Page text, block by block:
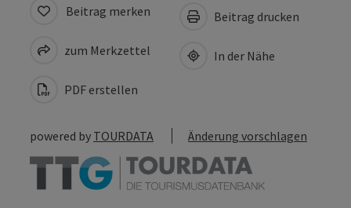
Beitrag merken
zum Merkzettel
PDF erstellen
Beitrag drucken
In der Nähe
powered by TOURDATA Änderung vorschlagen